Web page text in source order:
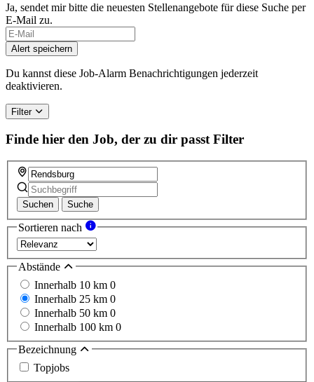
Ja, sendet mir bitte die neuesten Stellenangebote für diese Suche per
E-Mail zu.
If
you
are
a
human,
this
field
Alert speichern
Du kannst diese Job-Alarm Benachrichtigungen jederzeit
deaktivieren.
Filter
Finde hier den Job, der zu dir passt Filter
Suchen Suche
Sortieren nach
Abstände
Innerhalb 10 km 0
Innerhalb 25 km 0
Innerhalb 50 km 0
Innerhalb 100 km 0
Bezeichnung
Topjobs